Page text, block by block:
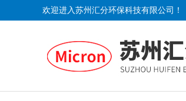
欢迎进入苏州汇分环保科技有限公司！